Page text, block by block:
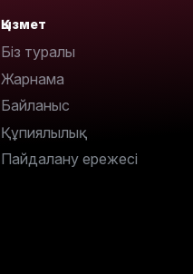
Қызмет
Біз туралы
Жарнама
Байланыс
Құпиялылық
Пайдалану ережесі